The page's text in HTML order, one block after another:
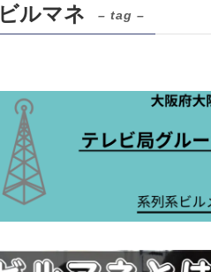
ビルマネ – tag –